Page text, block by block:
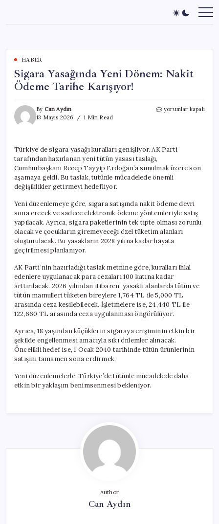
content
HABER
Sigara Yasağında Yeni Dönem: Nakit
Ödeme Tarihe Karışıyor!
By Can Aydın
13 Mayıs 2026
1 Min Read
Sigara
Ödeme
Karışıyor!
için
yorumlar kapalı
Türkiye’de sigara yasağı kuralları genişliyor. AK Parti
tarafından hazırlanan yeni tütün yasası taslağı,
Cumhurbaşkanı Recep Tayyip Erdoğan’a sunulmak üzere son
aşamaya geldi. Bu taslak, tütünle mücadelede önemli
değişiklikler getirmeyi hedefliyor.
Yeni düzenlemeye göre, sigara satışında nakit ödeme devri
sona erecek ve sadece elektronik ödeme yöntemleriyle satış
yapılacak. Ayrıca, sigara paketlerinin tek tipte olması zorunlu
olacak ve çocukların giremeyeceği özel tüketim alanları
oluşturulacak. Bu yasakların 2028 yılına kadar hayata
geçirilmesi planlanıyor.
AK Parti’nin hazırladığı taslak metnine göre, kuralları ihlal
edenlere uygulanacak para cezaları 100 katına kadar
arttırılacak. 2026 yılından itibaren, yasaklı alanlarda tütün ve
tütün mamulleri tüketen bireylere 1,764 TL ile 5,000 TL
arasında ceza kesilebilecek. İşletmelere ise, 24,440 TL ile
122,660 TL arasında ceza uygulanması öngörülüyor.
Ayrıca, 18 yaşından küçüklerin sigaraya erişiminin etkin bir
şekilde engellenmesi amacıyla sıkı önlemler alınacak.
Öncelikli hedef ise, 1 Ocak 2040 tarihinde tütün ürünlerinin
satışını tamamen sona erdirmek.
Yeni düzenlemelerle, Türkiye’de tütünle mücadelede daha
etkin bir yaklaşım benimsenmesi bekleniyor.
Author
Can Aydın